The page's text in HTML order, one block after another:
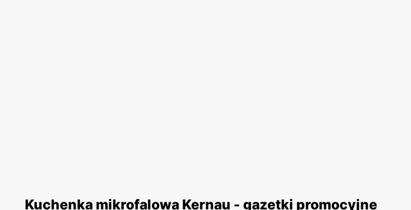
Kuchenka mikrofalowa Kernau - gazetki promocyjne